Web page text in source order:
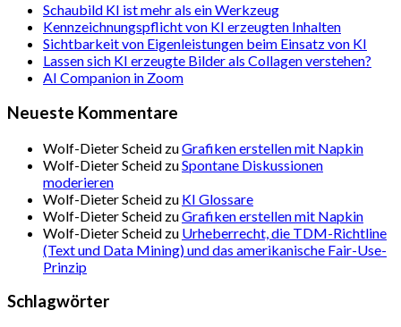
Schaubild KI ist mehr als ein Werkzeug
Kennzeichnungspflicht von KI erzeugten Inhalten
Sichtbarkeit von Eigenleistungen beim Einsatz von KI
Lassen sich KI erzeugte Bilder als Collagen verstehen?
AI Companion in Zoom
Neueste Kommentare
Wolf-Dieter Scheid zuGrafiken erstellen mit Napkin
Wolf-Dieter Scheid zuSpontane Diskussionen
moderieren
Wolf-Dieter Scheid zu KI Glossare
Wolf-Dieter Scheid zuGrafiken erstellen mit Napkin
Wolf-Dieter Scheid zu Urheberrecht, die TDM-Richtline
(Text und Data Mining) und das amerikanische Fair-Use-
Prinzip
Schlagwörter